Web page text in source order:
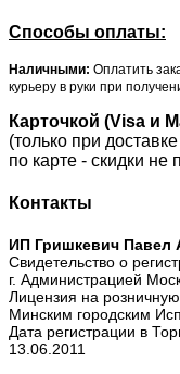
Способы оплаты:
Наличными: Оплатить
курьеру в руки при
Карточкой (Visa и
(только при
по карте - скидки не
Контакты
ИП Гришкевич Павел
Свидетельство о
г. Администрацией
Лицензия на
Минским городским
Дата регистрации в
13.06.2011